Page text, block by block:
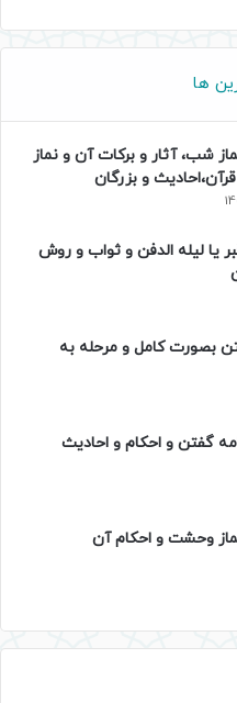
ها
شب، آثار و برکات آن و نماز
و بزرگان
یا لیله الدفن و ثواب و روش
بصورت کامل و مرحله به
گفتن و احکام و احادیث
وحشت و احکام آن